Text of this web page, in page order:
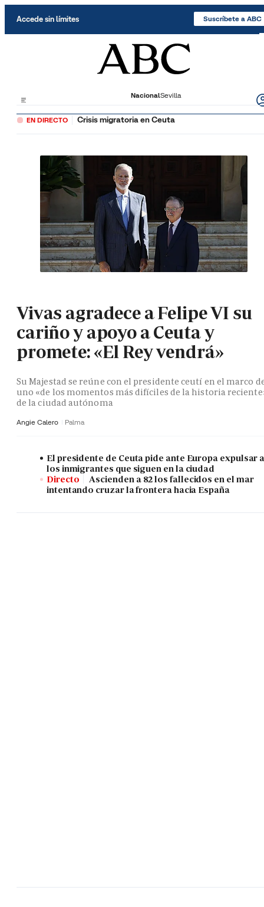
Accede sin límites Suscríbete a ABC
NacionalSevilla
EN DIRECTO Crisis migratoria en Ceuta
Vivas agradece a Felipe VI su
cariño y apoyo a Ceuta y
promete: «El Rey vendrá»
Su Majestad se reúne con el presidente ceutí en el marco
uno «de los momentos más difíciles de la historia
de la ciudad autónoma
Angie Calero Palma
El presidente de Ceuta pide ante Europa expulsar
los inmigrantes que siguen en la ciudad
Directo
Ascienden a 82 los fallecidos en el mar
intentando cruzar la frontera hacia España